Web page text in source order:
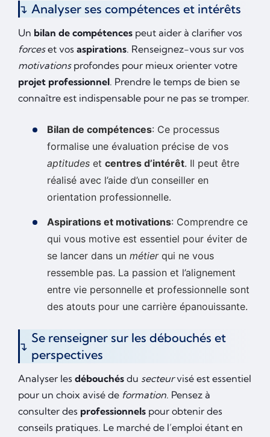
Analyser ses compétences et intérêts
Un bilan de compétences peut aider à clarifier vos
forceset vos aspirations. Renseignez-vous sur vos
motivationsprofondes pour mieux orienter votre
projet professionnel. Prendre le temps de bien se
connaître est indispensable pour ne pas se tromper.
Bilan de compétences: Ce processus
formalise une évaluation précise de vos
aptitudes et centres d’intérêt. Il peut être
réalisé avec l’aide d’un conseiller en
orientation professionnelle.
Aspirations et motivations: Comprendre ce
qui vous motive est essentiel pour éviter de
se lancer dans un métierqui ne vous
ressemble pas. La passion et l’alignement
entre vie personnelle et professionnelle sont
des atouts pour une carrière épanouissante.
Se renseigner sur les débouchés et
perspectives
Analyser les débouchés du secteurvisé est essentiel
pour un choix avisé de formation. Pensez à
consulter des professionnels pour obtenir des
conseils pratiques. Le marché de l’emploi étant en